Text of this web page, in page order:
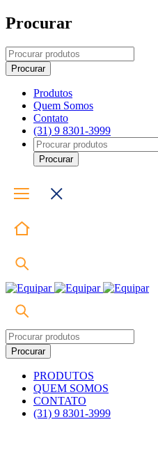
Procurar
Produtos
Quem Somos
Contato
(31) 9 8301-3999
PRODUTOS
QUEM SOMOS
CONTATO
(31) 9 8301-3999